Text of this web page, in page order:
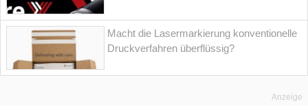
Macht die Lasermarkierung konventionelle
Druckverfahren überflüssig?
Anzeige